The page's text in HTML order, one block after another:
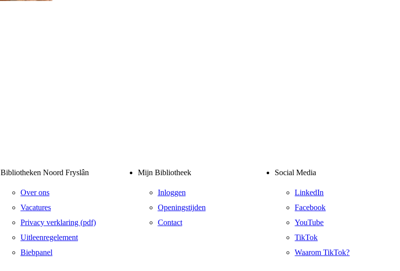
Bibliotheken Noord Fryslân
Over ons
Vacatures
Privacy verklaring (pdf)
Uitleenregelement
Biebpanel
Mijn Bibliotheek
Inloggen
Openingstijden
Contact
Social Media
LinkedIn
Facebook
YouTube
TikTok
Waarom TikTok?